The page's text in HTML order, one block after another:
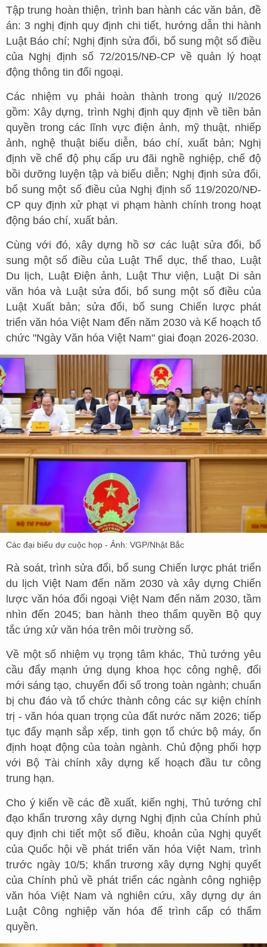
Tập trung hoàn thiện, trình ban hành các văn bản, đề
án: 3 nghị định quy định chi tiết, hướng dẫn thi hành
Luật Báo chí; Nghị định sửa đổi, bổ sung một số điều
của Nghị định số 72/2015/NĐ-CP về quản lý hoạt
động thông tin đối ngoại.
Các nhiệm vụ phải hoàn thành trong quý II/2026
gồm: Xây dựng, trình Nghị định quy định về tiền bản
quyền trong các lĩnh vực điện ảnh, mỹ thuật, nhiếp
ảnh, nghệ thuật biểu diễn, báo chí, xuất bản; Nghị
định về chế độ phụ cấp ưu đãi nghề nghiệp, chế độ
bồi dưỡng luyện tập và biểu diễn; Nghị định sửa đổi,
bổ sung một số điều của Nghị định số 119/2020/NĐ-
CP quy định xử phạt vi phạm hành chính trong hoạt
động báo chí, xuất bản.
Cùng với đó, xây dựng hồ sơ các luật sửa đổi, bổ
sung một số điều của Luật Thể dục, thể thao, Luật
Du lịch, Luật Điện ảnh, Luật Thư viện, Luật Di sản
văn hóa và Luật sửa đổi, bổ sung một số điều của
Luật Xuất bản; sửa đổi, bổ sung Chiến lược phát
triển văn hóa Việt Nam đến năm 2030 và Kế hoạch tổ
chức "Ngày Văn hóa Việt Nam" giai đoạn 2026-2030.
Các đại biểu dự cuộc họp - Ảnh: VGP/Nhật Bắc
Rà soát, trình sửa đổi, bổ sung Chiến lược phát triển
du lịch Việt Nam đến năm 2030 và xây dựng Chiến
lược văn hóa đối ngoại Việt Nam đến năm 2030, tầm
nhìn đến 2045; ban hành theo thẩm quyền Bộ quy
tắc ứng xử văn hóa trên môi trường số.
Về một số nhiệm vụ trọng tâm khác, Thủ tướng yêu
cầu đẩy mạnh ứng dụng khoa học công nghệ, đổi
mới sáng tạo, chuyển đổi số trong toàn ngành; chuẩn
bị chu đáo và tổ chức thành công các sự kiện chính
trị - văn hóa quan trọng của đất nước năm 2026; tiếp
tục đẩy mạnh sắp xếp, tinh gọn tổ chức bộ máy, ổn
định hoạt động của toàn ngành. Chủ động phối hợp
với Bộ Tài chính xây dựng kế hoạch đầu tư công
trung hạn.
Cho ý kiến về các đề xuất, kiến nghị, Thủ tướng chỉ
đạo khẩn trương xây dựng Nghị định của Chính phủ
quy định chi tiết một số điều, khoản của Nghị quyết
của Quốc hội về phát triển văn hóa Việt Nam, trình
trước ngày 10/5; khẩn trương xây dựng Nghị quyết
của Chính phủ về phát triển các ngành công nghiệp
văn hóa Việt Nam và nghiên cứu, xây dựng dự án
Luật Công nghiệp văn hóa để trình cấp có thẩm
quyền.